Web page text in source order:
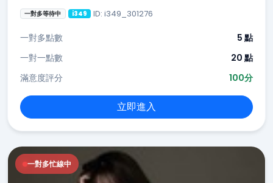
一對多等待中 i349 ID: i349_301276
一對多點數
5 點
一對一點數
20 點
滿意度評分
100分
立即進入
一對多忙線中